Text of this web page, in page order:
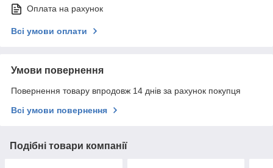
Оплата на рахунок
Всі умови оплати
Умови повернення
Повернення товару впродовж 14 днів за рахунок покупця
Всі умови повернення
Подібні товари компанії